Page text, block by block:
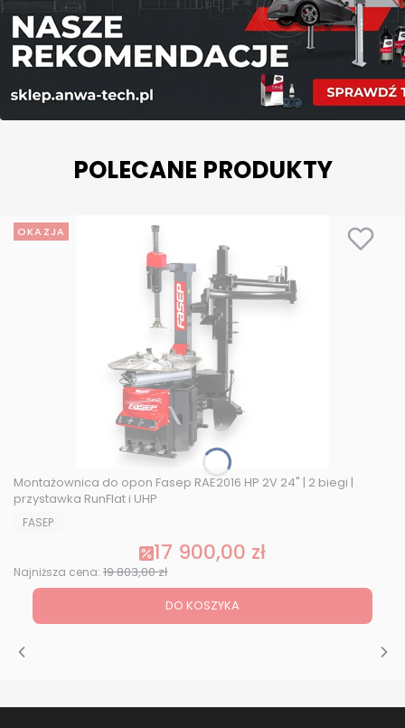
POLECANE PRODUKTY
OKAZJA
Montażownica do opon Fasep RAE2016 HP 2V 24" | 2 biegi |
przystawka RunFlat i UHP
PRODUCENT
FASEP
Cena promocyjna
17 900,00 zł
Najniższa cena: 19 803,00 zł
DO KOSZYKA